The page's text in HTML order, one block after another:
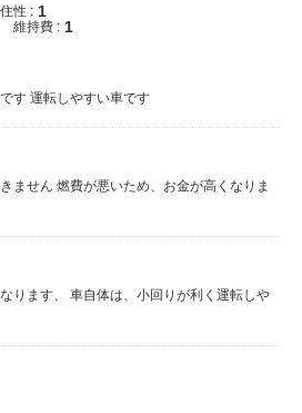
性 : 1
維持費 : 1
す 運転しやすい車です
ません 燃費が悪いため、お金が高くなりま
ります、 車自体は、小回りが利く運転しや